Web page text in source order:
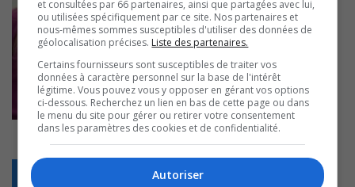
et consultées par 66 partenaires, ainsi que partagées avec lui,
ou utilisées spécifiquement par ce site. Nos partenaires et
nous-mêmes sommes susceptibles d'utiliser des données de
géolocalisation précises. Liste des partenaires.
Certains fournisseurs sont susceptibles de traiter vos
données à caractère personnel sur la base de l'intérêt
légitime. Vous pouvez vous y opposer en gérant vos options
ci-dessous. Recherchez un lien en bas de cette page ou dans
le menu du site pour gérer ou retirer votre consentement
dans les paramètres des cookies et de confidentialité.
Autoriser